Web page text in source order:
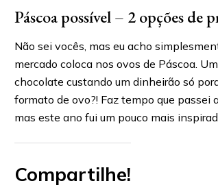
Páscoa possível – 2 opções de
Não sei vocês, mas eu acho
mercado coloca nos ovos de Páscoa.
chocolate custando um dinheirão só
formato de ovo?! Faz tempo que passei
mas este ano fui um pouco mais
Compartilhe!